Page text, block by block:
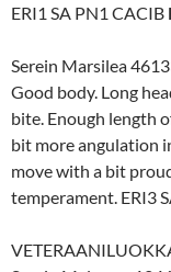
ERI1 SA PN1 CACIB
Serein Marsilea
Good body. Long
bite. Enough length
bit more angulation
move with a bit
temperament. ERI3